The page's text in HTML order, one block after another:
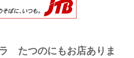
たつのにもお店ありま